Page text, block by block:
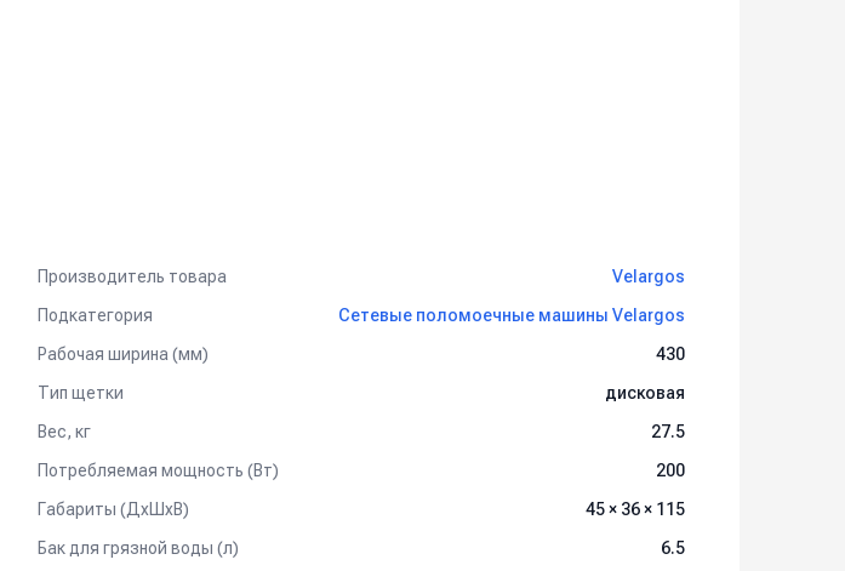
Производитель товара
Velargos
Подкатегория
Сетевые поломоечные машины Velargos
Рабочая ширина (мм)
430
Тип щетки
дисковая
Вес, кг
27.5
Потребляемая мощность (Вт)
200
Габариты (ДхШхВ)
45 × 36 × 115
Бак для грязной воды (л) 6.5